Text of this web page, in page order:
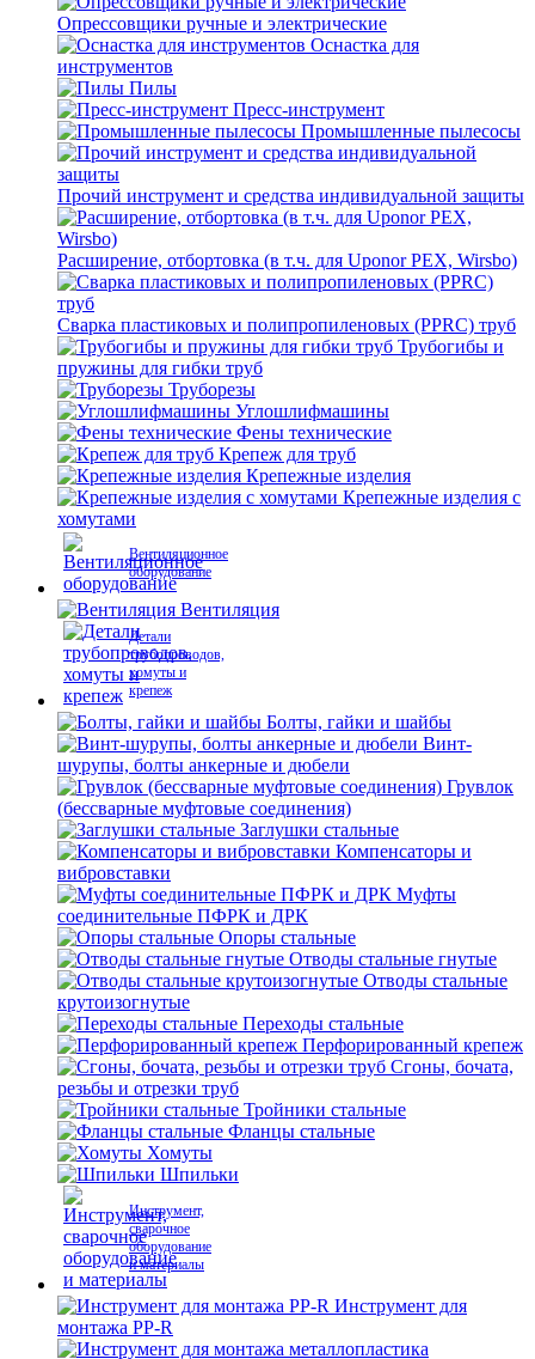
Опрессовщики ручные и электрические
Оснастка для
инструментов
Пилы
Пресс-инструмент
Промышленные пылесосы
Прочий инструмент и средства индивидуальной защиты
Расширение, отбортовка (в т.ч. для Uponor PEX, Wirsbo)
Сварка пластиковых и полипропиленовых (PPRC) труб
Трубогибы и
пружины для гибки труб
Труборезы
Углошлифмашины
Фены технические
Крепеж для труб
Крепежные изделия
Крепежные изделия с
хомутами
Вентиляционное
оборудование
Вентиляция
Детали
трубопроводов,
хомуты и
крепеж
Болты, гайки и шайбы
Винт-
шурупы, болты анкерные и дюбели
Грувлок
(бессварные муфтовые соединения)
Заглушки стальные
Компенсаторы и
вибровставки
Муфты
соединительные ПФРК и ДРК
Опоры стальные
Отводы стальные гнутые
Отводы стальные
крутоизогнутые
Переходы стальные
Перфорированный крепеж
Сгоны, бочата,
резьбы и отрезки труб
Тройники стальные
Фланцы стальные
Хомуты
Шпильки
Инструмент,
сварочное
оборудование
и материалы
Инструмент для
монтажа PP-R